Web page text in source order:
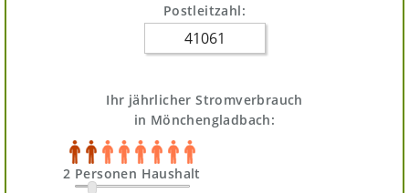
Postleitzahl:
Ihr jährlicher Stromverbrauch
in Mönchengladbach:
2 Personen Haushalt